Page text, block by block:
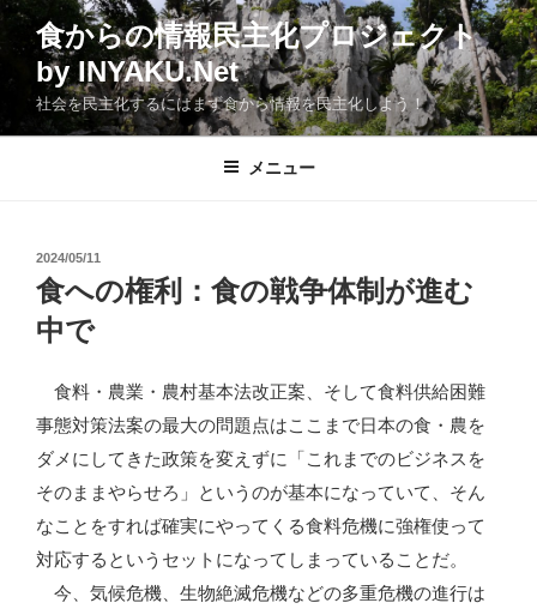
コ
食からの情報民主化プロジェクト
by INYAKU.Net
社会を民主化するにはまず食から情報を民主化しよう！
メニュー
投
稿
日:
2024/05/11
食への権利：食の戦争体制が進む
中で
食料・農業・農村基本法改正案、そして食料供給困難
事態対策法案の最大の問題点はここまで日本の食・農を
ダメにしてきた政策を変えずに「これまでのビジネスを
そのままやらせろ」というのが基本になっていて、そん
なことをすれば確実にやってくる食料危機に強権使って
対応するというセットになってしまっていることだ。
今、気候危機、生物絶滅危機などの多重危機の進行は